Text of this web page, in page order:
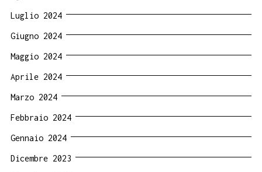
Luglio 2024
Giugno 2024
Maggio 2024
Aprile 2024
Marzo 2024
Febbraio 2024
Gennaio 2024
Dicembre 2023